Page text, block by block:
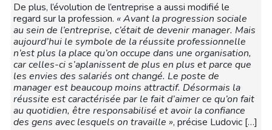
De plus, l’évolution de l’entreprise a aussi modifié le
regard sur la profession. « Avant la progression sociale
au sein de l’entreprise, c’était de devenir manager. Mais
aujourd’hui le symbole de la réussite professionnelle
n’est plus la place qu’on occupe dans une organisation,
car celles-ci s’aplanissent de plus en plus et parce que
les envies des salariés ont changé. Le poste de
manager est beaucoup moins attractif. Désormais la
réussite est caractérisée par le fait d’aimer ce qu’on fait
au quotidien, être responsabilisé et avoir la confiance
des gens avec lesquels on travaille », précise Ludovic […]